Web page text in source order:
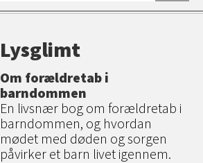
Lysglimt
Om forældretab i
barndommen
En livsnær bog om forældretab i
barndommen, og hvordan
mødet med døden og sorgen
påvirker et barn livet igennem.